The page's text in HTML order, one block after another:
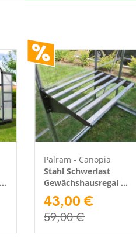
Palram - Canopia
Stahl Schwerlast
Gewächshausregal |
Silber | 58x42 cm
43,00 €
59,00 €